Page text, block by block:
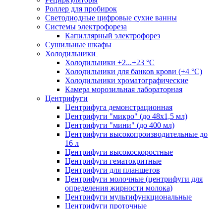
Роллер для пробирок
Светодиодные цифровые сухие ванны
Системы электрофореза
Капиллярный электрофорез
Сушильные шкафы
Холодильники
Холодильники +2...+23 °С
Холодильники для банков крови (+4 °С)
Холодильники хроматографические
Камера морозильная лабораторная
Центрифуги
Центрифуга демонстрационная
Центрифуги "микро" (до 48x1,5 мл)
Центрифуги "мини" (до 400 мл)
Центрифуги высокопроизводительные до
16 л
Центрифуги высокоскоростные
Центрифуги гематокритные
Центрифуги для планшетов
Центрифуги молочные (центрифуги для
определения жирности молока)
Центрифуги мультифункциональные
Центрифуги проточные